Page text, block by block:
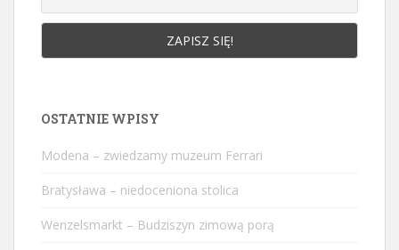
OSTATNIE WPISY
Modena – zwiedzamy muzeum Ferrari
Bratysława – niedoceniona stolica
Wenzelsmarkt – Budziszyn zimową porą